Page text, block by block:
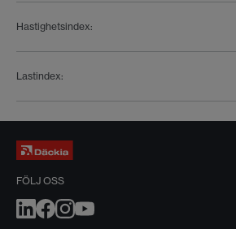
Hastighetsindex:
Lastindex:
FÖLJ OSS